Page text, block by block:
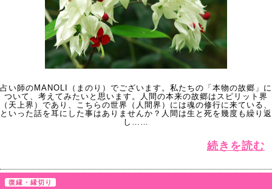
占い師のMANOLI（まのり）でございます。私たちの「本物の故郷」に
ついて、考えてみたいと思います。人間の本来の故郷はスピリット界
（天上界）であり、こちらの世界（人間界）には魂の修行に来ている、
といった話を耳にした事はありませんか？人間は生と死を幾度も繰り返
し……
続きを読む
復縁・縁切り